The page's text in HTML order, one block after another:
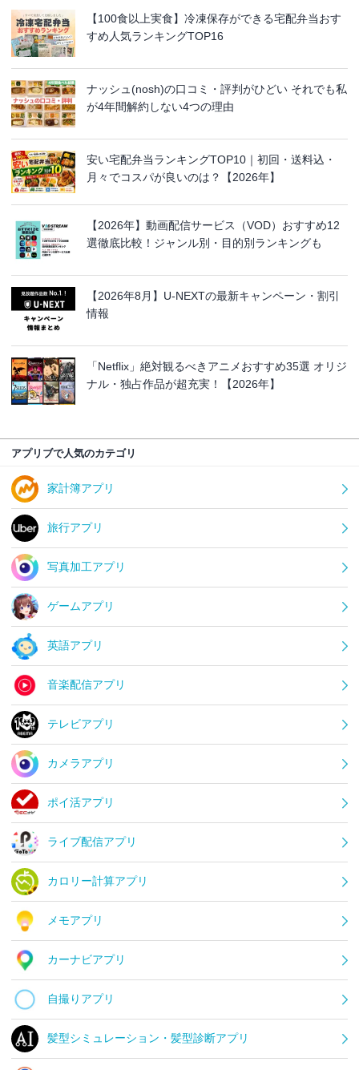
【100食以上実食】冷凍保存ができる宅配弁当おす
すめ人気ランキングTOP16
ナッシュ(nosh)の口コミ・評判がひどい それでも私
が4年間解約しない4つの理由
安い宅配弁当ランキングTOP10｜初回・送料込・
月々でコスパが良いのは？【2026年】
【2026年】動画配信サービス（VOD）おすすめ12
選徹底比較！ジャンル別・目的別ランキングも
【2026年8月】U-NEXTの最新キャンペーン・割引
情報
「Netflix」絶対観るべきアニメおすすめ35選 オリジ
ナル・独占作品が超充実！【2026年】
アプリブで人気のカテゴリ
家計簿アプリ
旅行アプリ
写真加工アプリ
ゲームアプリ
英語アプリ
音楽配信アプリ
テレビアプリ
カメラアプリ
ポイ活アプリ
ライブ配信アプリ
カロリー計算アプリ
メモアプリ
カーナビアプリ
自撮りアプリ
髪型シミュレーション・髪型診断アプリ